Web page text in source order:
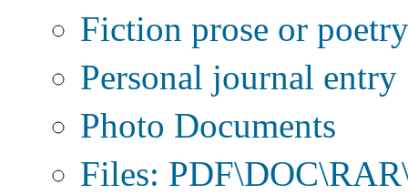
Fiction prose or poetry
Personal journal entry
Photo Documents
Files: